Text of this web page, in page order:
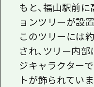
フォト
関連リ
もと、福山駅前
ョンツリーが設
このツリーには
され、ツリー内
ジキャラクター
トが飾られていま